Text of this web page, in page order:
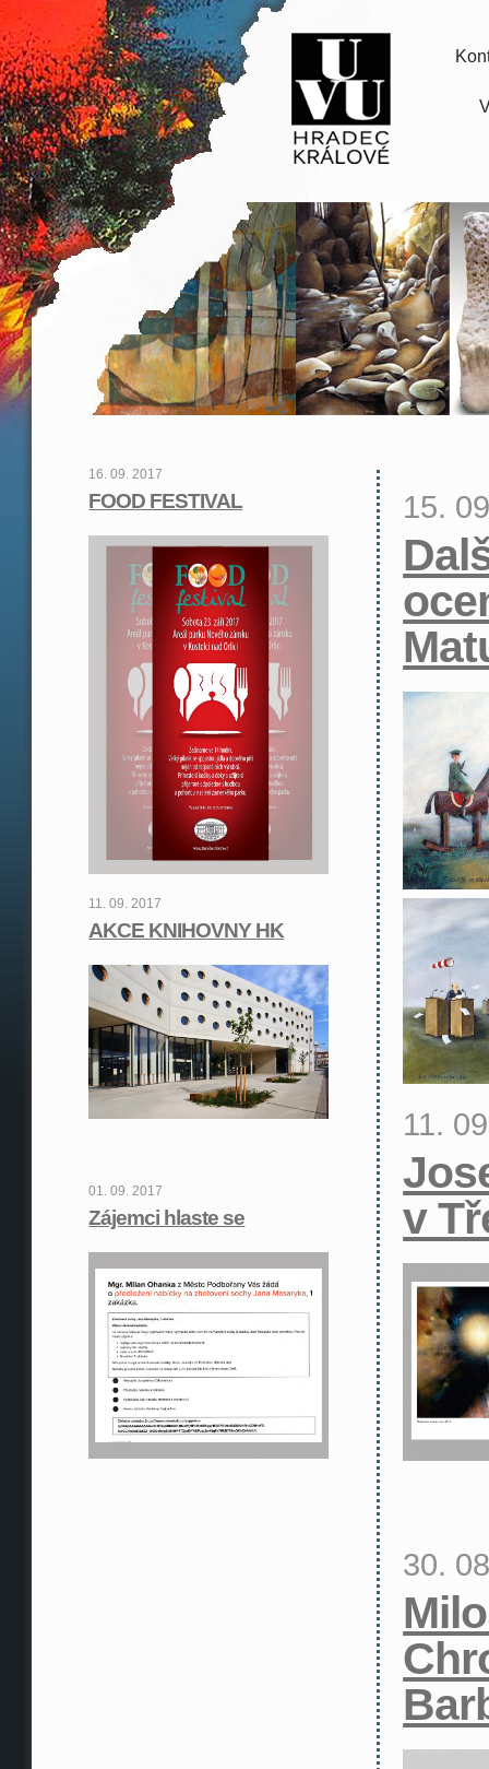
16. 09. 2017
FOOD FESTIVAL
11. 09. 2017
AKCE KNIHOVNY HK
01. 09. 2017
Zájemci hlaste se
15.
11.
v
30.